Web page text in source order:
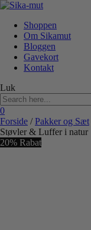
Shoppen
Om Sikamut
Bloggen
Gavekort
Kontakt
Luk
Search
for:
0
Forside /Pakker og Sæt
Støvler & Luffer i natur
20% Rabat